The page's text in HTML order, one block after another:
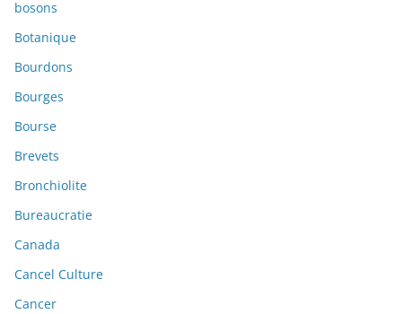
bosons
Botanique
Bourdons
Bourges
Bourse
Brevets
Bronchiolite
Bureaucratie
Canada
Cancel Culture
Cancer